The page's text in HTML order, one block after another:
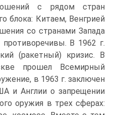
с рядом стран
блока: Китаем, Венгрией
со страна­ми Запада
В 1962 г.
(ракетный) кризис. В
прошел Всемирный
в 1963 г. заключен
и Англии о запрещении
оружия в трех сферах: